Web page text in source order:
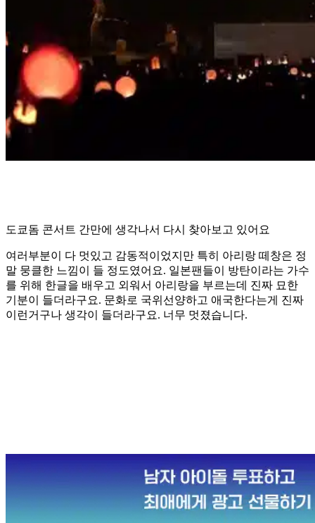
도쿄돔 콘서트 간만에 생각나서 다시 찾아보고 있어요
여러부분이 다 멋있고 감동적이었지만 특히 아리랑 떼창은 정
말 뭉클한 느낌이 들 정도였어요. 일본팬들이 방탄이라는 가수
를 위해 한글을 배우고 외워서 아리랑을 부르는데 진짜 묘한
기분이 들더라구요. 문화로 국위선양하고 애국한다는게 진짜
이런거구나 생각이 들더라구요. 너무 멋졌습니다.